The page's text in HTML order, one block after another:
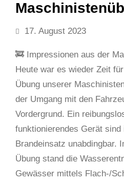
17. August 2023
🚒 Impressionen aus der
Heute war es wieder Zeit
Übung unserer
der Umgang mit den
Vordergrund. Ein
funktionierendes Gerät
Brandeinsatz unabdingbar.
Übung stand die
Gewässer mittels Flach-/